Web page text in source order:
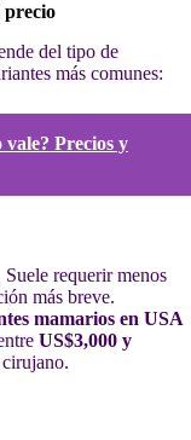
precio
del tipo de
más comunes:
Precios y
requerir menos
más breve.
mamarios en USA
US$3,000 y